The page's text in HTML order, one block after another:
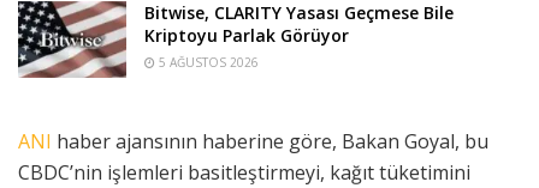
Bitwise, CLARITY Yasası Geçmese Bile
Kriptoyu Parlak Görüyor
5 AĞUSTOS 2026
ANI haber ajansının haberine göre, Bakan Goyal, bu
CBDC’nin işlemleri basitleştirmeyi, kağıt tüketimini